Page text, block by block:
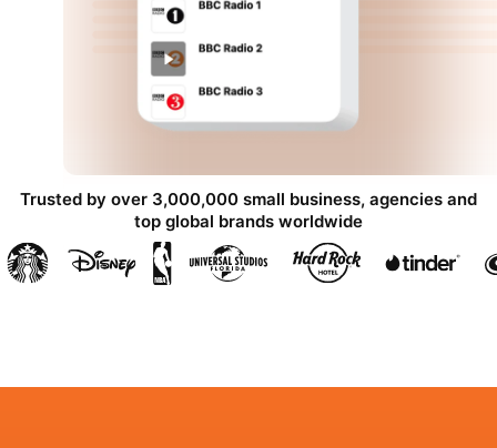
Trusted by over 3,000,000 small business, agencies and
top global brands worldwide